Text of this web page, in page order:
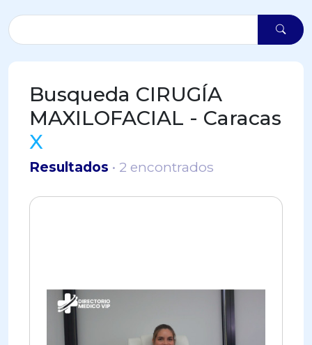
Busqueda CIRUGÍA
MAXILOFACIAL - Caracas
X
Resultados • 2 encontrados